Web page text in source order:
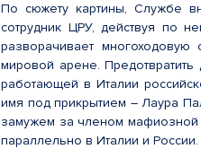
По сюжету картины, Службе
сотрудник ЦРУ, действуя по
разворачивает
мировой арене.
работающей в Италии
имя под прикрытием – Лаура
замужем за членом мафиозной
параллельно в Италии и России.